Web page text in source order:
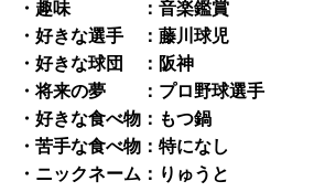
・趣味 ：音楽鑑賞
・好きな選手 ：藤川球児
・好きな球団 ：阪神
・将来の夢 ：プロ野球選手
・好きな食べ物：もつ鍋
・苦手な食べ物：特になし
・ニックネーム：りゅうと